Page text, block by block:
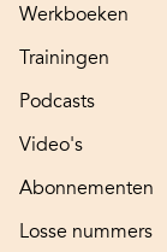
Werkboeken
Trainingen
Podcasts
Video's
Abonnementen
Losse nummers